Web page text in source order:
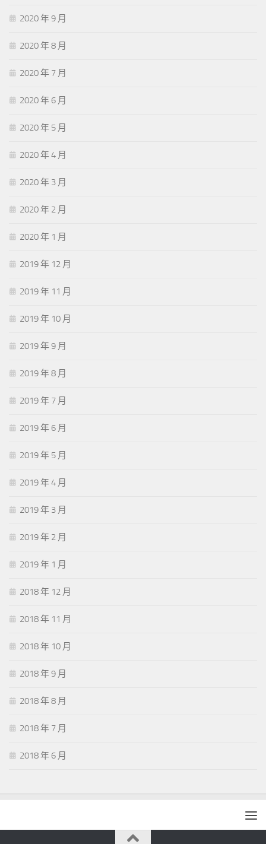
2020 年 9 月
2020 年 8 月
2020 年 7 月
2020 年 6 月
2020 年 5 月
2020 年 4 月
2020 年 3 月
2020 年 2 月
2020 年 1 月
2019 年 12 月
2019 年 11 月
2019 年 10 月
2019 年 9 月
2019 年 8 月
2019 年 7 月
2019 年 6 月
2019 年 5 月
2019 年 4 月
2019 年 3 月
2019 年 2 月
2019 年 1 月
2018 年 12 月
2018 年 11 月
2018 年 10 月
2018 年 9 月
2018 年 8 月
2018 年 7 月
2018 年 6 月